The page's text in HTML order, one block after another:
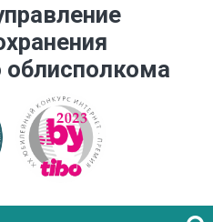
облисполкома